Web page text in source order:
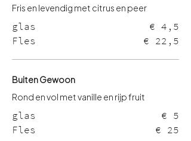
Fris en levendig met citrus en peer
glas
€ 4,5
Fles
€ 22,5
Buiten Gewoon
glas
€ 5
Fles
€ 25